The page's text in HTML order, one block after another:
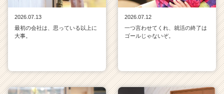
2026.07.13
最初の会社は、思っている以上に
大事。
2026.07.12
一つ言わせてくれ、就活の終了は
ゴールじゃないぞ。